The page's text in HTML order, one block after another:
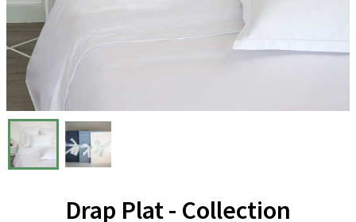
Drap Plat - Collection